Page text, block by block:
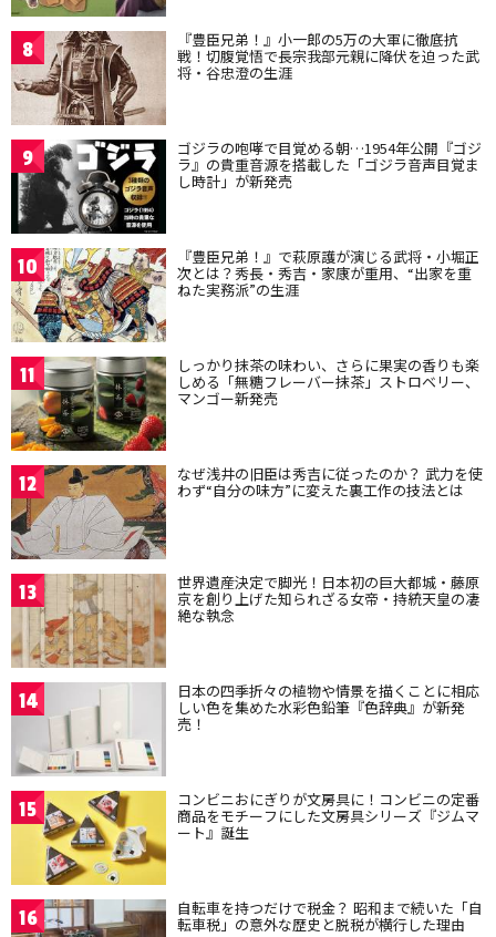
8 『豊臣兄弟！』小一郎の5万の大軍に徹底抗
戦！切腹覚悟で長宗我部元親に降伏を迫った武
将・谷忠澄の生涯
9 ゴジラの咆哮で目覚める朝…1954年公開『ゴジ
ラ』の貴重音源を搭載した「ゴジラ音声目覚ま
し時計」が新発売
10 『豊臣兄弟！』で萩原護が演じる武将・小堀正
次とは？秀長・秀吉・家康が重用、“出家を重
ねた実務派”の生涯
11 しっかり抹茶の味わい、さらに果実の香りも楽
しめる「無糖フレーバー抹茶」ストロベリー、
マンゴー新発売
12 なぜ浅井の旧臣は秀吉に従ったのか？ 武力を使
わず“自分の味方”に変えた裏工作の技法とは
13 世界遺産決定で脚光！日本初の巨大都城・藤原
京を創り上げた知られざる女帝・持統天皇の凄
絶な執念
14 日本の四季折々の植物や情景を描くことに相応
しい色を集めた水彩色鉛筆『色辞典』が新発
売！
15 コンビニおにぎりが文房具に！コンビニの定番
商品をモチーフにした文房具シリーズ『ジムマ
ート』誕生
16 自転車を持つだけで税金？ 昭和まで続いた「自
転車税」の意外な歴史と脱税が横行した理由